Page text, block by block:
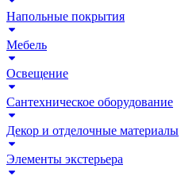
Напольные покрытия
Мебель
Освещение
Сантехническое оборудование
Декор и отделочные материалы
Элементы экстерьера